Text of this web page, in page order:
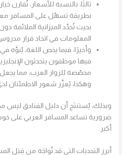
ثالثًا، بالنسبة للأسعار، تُقارن
بطريقة تسهّل على المسافر
بحيث تُحدَّد الميزانية الملائمة
المعلومات في اتخاذ قرار
وأخيرًا، فيما يخص اللغة، يُنوَّه في
فيها موظفون يتحدثون
مخصّصة للزوار العرب، مما
وهكذا، يُعزَّز شعور الاطمئنان
وبذلك، يُستنتَج أن دليل الفنادق ليس
ضرورية تساعد المسافر العربي على
أكبر.
أبرز التحديات التي قد تُواجَه من قِبَل